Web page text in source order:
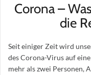
Corona –
die
Seit einiger Zeit wird
des Corona-Virus auf
mehr als zwei Personen,